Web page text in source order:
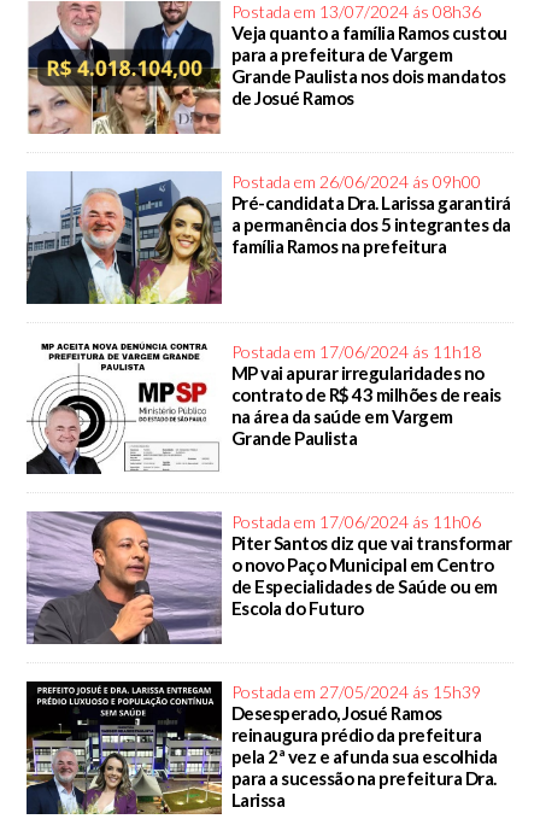
Postada em 13/07/2024 ás 08h36
Veja quanto a família Ramos custou
para a prefeitura de Vargem
Grande Paulista nos dois mandatos
de Josué Ramos
Postada em 26/06/2024 ás 09h00
Pré-candidata Dra. Larissa garantirá
a permanência dos 5 integrantes da
família Ramos na prefeitura
Postada em 17/06/2024 ás 11h18
MP vai apurar irregularidades no
contrato de R$ 43 milhões de reais
na área da saúde em Vargem
Grande Paulista
Postada em 17/06/2024 ás 11h06
Piter Santos diz que vai transformar
o novo Paço Municipal em Centro
de Especialidades de Saúde ou em
Escola do Futuro
Postada em 27/05/2024 ás 15h39
Desesperado, Josué Ramos
reinaugura prédio da prefeitura
pela 2ª vez e afunda sua escolhida
para a sucessão na prefeitura Dra.
Larissa